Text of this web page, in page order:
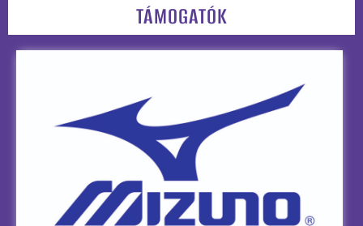
TÁMOGATÓK